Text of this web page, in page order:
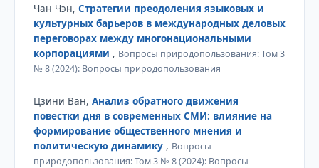
Чан Чэн, Стратегии преодоления языковых и
культурных барьеров в международных деловых
переговорах между многонациональными
корпорациями , Вопросы природопользования: Том 3
№ 8 (2024): Вопросы природопользования
Цзини Ван, Анализ обратного движения
повестки дня в современных СМИ: влияние на
формирование общественного мнения и
политическую динамику , Вопросы
природопользования: Том 3 № 8 (2024): Вопросы